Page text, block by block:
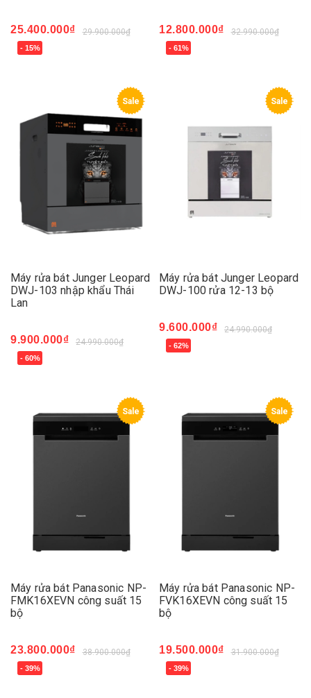
25.400.000₫ 29.900.000₫
- 15%
12.800.000₫ 32.990.000₫
- 61%
Sale
Máy rửa bát Junger Leopard
DWJ-103 nhập khẩu Thái
Lan
9.900.000₫ 24.990.000₫
- 60%
Sale
Máy rửa bát Junger Leopard
DWJ-100 rửa 12-13 bộ
9.600.000₫ 24.990.000₫
- 62%
Sale
Máy rửa bát Panasonic NP-
FMK16XEVN công suất 15
bộ
23.800.000₫ 38.900.000₫
- 39%
Sale
Máy rửa bát Panasonic NP-
FVK16XEVN công suất 15
bộ
19.500.000₫ 31.900.000₫
- 39%